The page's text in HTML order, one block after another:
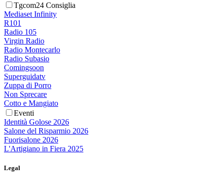
Tgcom24 Consiglia
Mediaset Infinity
R101
Radio 105
Virgin Radio
Radio Montecarlo
Radio Subasio
Comingsoon
Superguidatv
Zuppa di Porro
Non Sprecare
Cotto e Mangiato
Eventi
Identità Golose 2026
Salone del Risparmio 2026
Fuorisalone 2026
L'Artigiano in Fiera 2025
Legal